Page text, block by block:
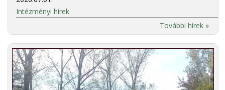
Intézményi hírek
További hírek »